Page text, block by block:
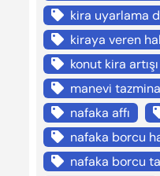
kira uyarlama
kiraya veren
konut kira artışı
manevi
nafaka affı
nafaka borcu
nafaka borcu